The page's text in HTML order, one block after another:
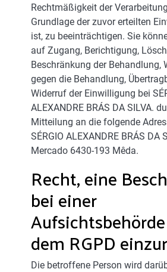
Rechtmäßigkeit der
Grundlage der zuvor erteilten
ist, zu beeinträchtigen. Sie
auf Zugang, Berichtigung,
Beschränkung der Behandlung,
gegen die Behandlung,
Widerruf der Einwilligung bei
ALEXANDRE BRÁS DA SILVA.
Mitteilung an die folgende
SÉRGIO ALEXANDRE BRÁS DA
Mercado 6430-193 Mêda.
Recht, eine
bei einer
dem RGPD
Die betroffene Person wird